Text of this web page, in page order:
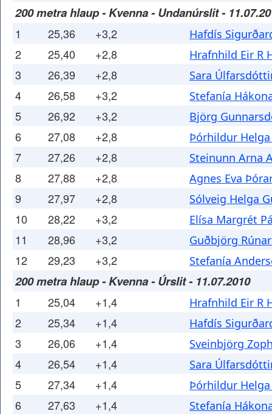
200 metra hlaup - Kvenna - Undanúrslit -
1 25,36 +3,2 Hafdís
2 25,40 +2,8 Hrafnhild Eir R
3 26,39 +2,8 Sara
4 26,58 +3,2 Stefanía
5 26,92 +3,2 Björg
6 27,08 +2,8 Þórhildur
7 27,26 +2,8 Steinunn Arna
8 27,88 +2,8 Agnes Eva
9 27,97 +2,8 Sólveig Helga
10 28,22 +3,2 Elísa Margrét
11 28,96 +3,2 Guðbjörg
12 29,23 +3,2 Stefanía
200 metra hlaup - Kvenna - Úrslit - 11.07.2010
1 25,04 +1,4 Hrafnhild Eir R
2 25,34 +1,4 Hafdís
3 26,06 +1,4 Sveinbjörg
4 26,54 +1,4 Sara
5 27,34 +1,4 Þórhildur
6 27,63 +1,4 Stefanía